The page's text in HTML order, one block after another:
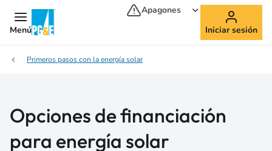
Menú
Apagones
Iniciar sesión
Primeros pasos con la energía solar
Opciones de financiación
para energía solar